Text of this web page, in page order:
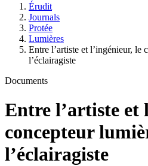
Érudit
Journals
Protée
Lumières
Entre l’artiste et l’ingénieur, le
l’éclairagiste
Documents
Entre l’artiste et
concepteur
l’éclairagiste